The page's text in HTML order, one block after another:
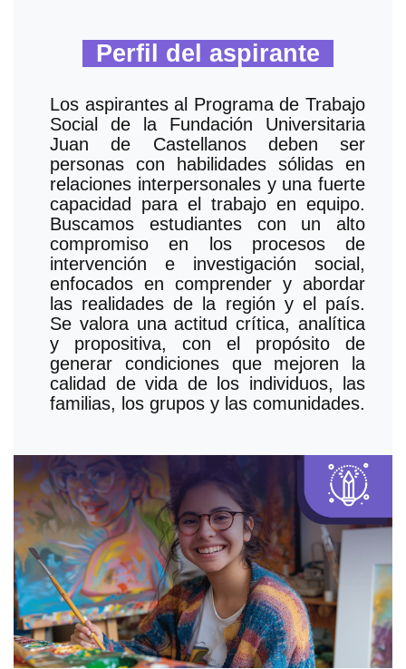
Perfil del aspirante
Los aspirantes al Programa de Trabajo
Social de la Fundación Universitaria
Juan de Castellanos deben ser
personas con habilidades sólidas en
relaciones interpersonales y una fuerte
capacidad para el trabajo en equipo.
Buscamos estudiantes con un alto
compromiso en los procesos de
intervención e investigación social,
enfocados en comprender y abordar
las realidades de la región y el país.
Se valora una actitud crítica, analítica
y propositiva, con el propósito de
generar condiciones que mejoren la
calidad de vida de los individuos, las
familias, los grupos y las comunidades.